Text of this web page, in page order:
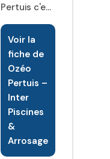
Pertuis c'est
20 ans
d'expérience
dans la
Piscine,
l'Arrosage, le
Pompage et
les Spas
Jacuzzi .
Notre hall d
exposition
Voir la
fiche de
Ozéo
Pertuis –
Inter
Piscines
&
Arrosage